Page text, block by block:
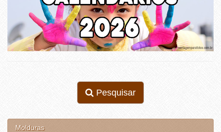
Pesquisar
Molduras